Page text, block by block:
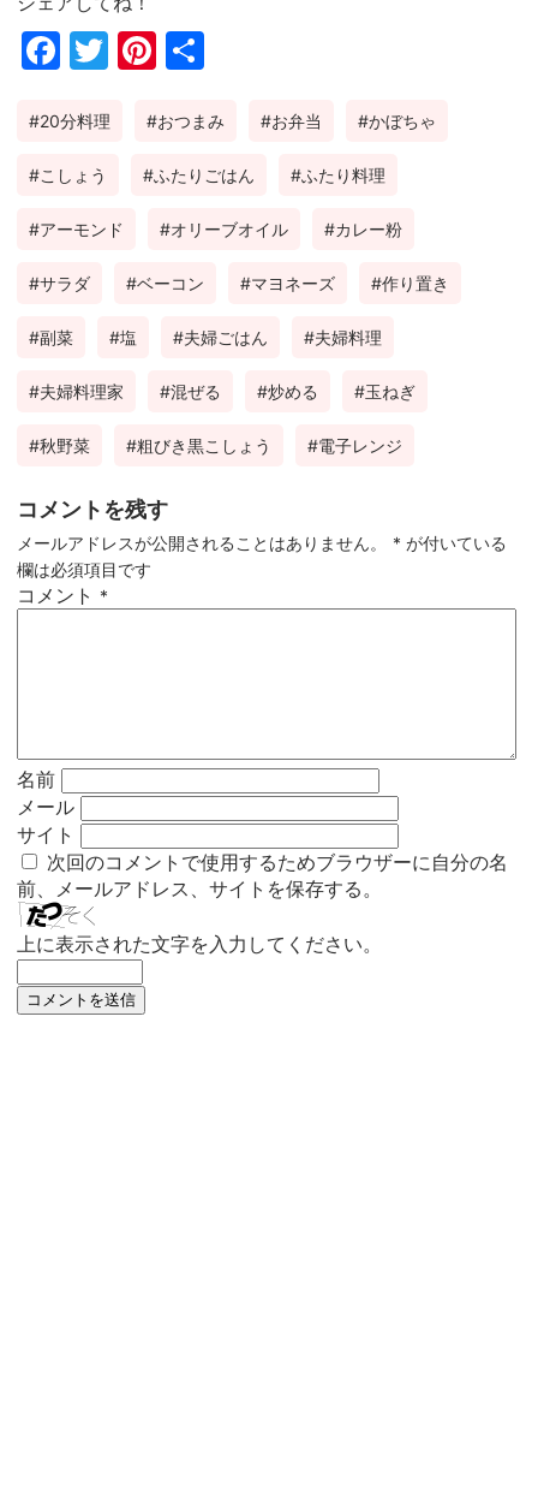
Fac
ok
Twi
Pin
est
20分料理 おつまみ お弁当 かぼちゃ
こしょう ふたりごはん ふたり料理
アーモンド オリーブオイル カレー粉
サラダ ベーコン マヨネーズ 作り置き
副菜 塩 夫婦ごはん 夫婦料理
夫婦料理家 混ぜる 炒める 玉ねぎ
秋野菜 粗びき黒こしょう 電子レンジ
コメントを残す
メールアドレスが公開されることはありません。 * が付いている
欄は必須項目です
コメント *
名前
メール
サイト
次回のコメントで使用するためブラウザーに自分の名
前、メールアドレス、サイトを保存する。
上に表示された文字を入力してください。